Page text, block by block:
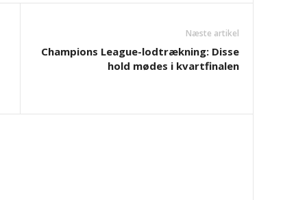
Næste artikel
Champions League-lodtrækning: Disse
hold mødes i kvartfinalen